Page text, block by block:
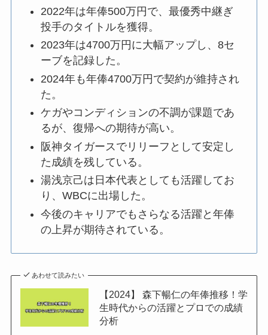
2022年は年俸500万円で、最優秀中継ぎ
投手のタイトルを獲得。
2023年は4700万円に大幅アップし、8セ
ーブを記録した。
2024年も年俸4700万円で契約が維持され
た。
ケガやコンディションの不調が課題であ
るが、復帰への期待が高い。
阪神タイガースでリリーフとして安定し
た成績を残している。
湯浅京己は日本代表としても活躍してお
り、WBCに出場した。
今後のキャリアでもさらなる活躍と年俸
の上昇が期待されている。
あわせて読みたい
【2024】 森下暢仁の年俸推移！学
生時代からの活躍とプロでの成績
分析